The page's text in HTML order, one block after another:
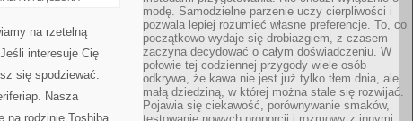
na rzetelną
interesuje Cię
się spodziewać.
Nasza
na rodzinie Toshiba
modę. Samodzielne parzenie uczy cierpliwości i
pozwala lepiej rozumieć własne preferencje. To, co
początkowo wydaje się drobiazgiem, z czasem
zaczyna decydować o całym doświadczeniu. W
połowie tej codziennej przygody wiele osób
odkrywa, że kawa nie jest już tylko tłem dnia, ale
małą dziedziną, w której można stale się rozwijać.
Pojawia się ciekawość, porównywanie smaków,